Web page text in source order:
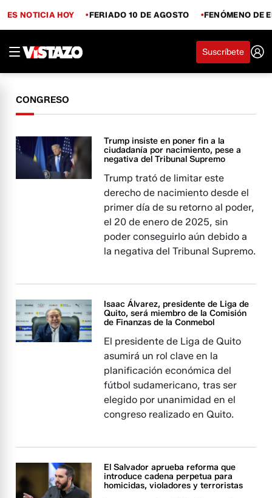
ES NOTICIA HOY FERIADO 10 DE AGOSTO FENÓMENO DE
Suscríbete
CONGRESO
Trump insiste en poner fin a la
ciudadanía por nacimiento, pese a
negativa del Tribunal Supremo
Trump trató de limitar este
derecho de nacimiento desde el
primer día de su retorno al poder,
el 20 de enero de 2025, sin
poder conseguirlo aún debido a
la negativa del Tribunal Supremo.
Isaac Álvarez, presidente de Liga de
Quito, será miembro de la Comisión
de Finanzas de la Conmebol
El presidente de Liga de Quito
asumirá un rol clave en la
planificación económica del
fútbol sudamericano, tras ser
elegido por unanimidad en el
congreso realizado en Quito.
El Salvador aprueba reforma que
introduce cadena perpetua para
homicidas, violadores y terroristas